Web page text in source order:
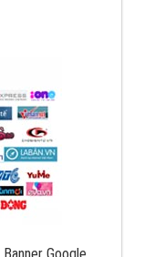
hình thức
điểm của